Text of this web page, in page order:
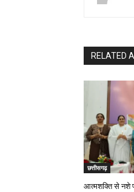
RELATED
छत्तीसगढ़
आत्मशक्ति से नशे